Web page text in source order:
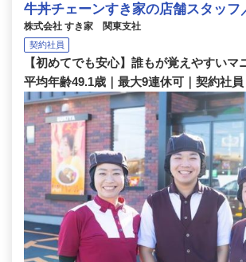
牛丼チェーンすき家の店舗スタッフ
株式会社 すき家 関東支社
契約社員
【初めてでも安心】誰もが覚えやすいマ
平均年齢49.1歳｜最大9連休可｜契約社員